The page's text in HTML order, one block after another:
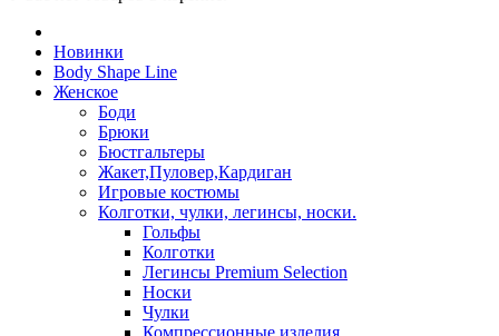
Новинки
Body Shape Line
Женское
Боди
Брюки
Бюстгальтеры
Жакет,Пуловер,Кардиган
Игровые костюмы
Колготки, чулки, легинсы, носки.
Гольфы
Колготки
Легинсы Premium Selection
Носки
Чулки
Компрессионные изделия